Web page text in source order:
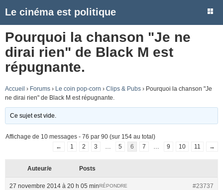
Le cinéma est politique
Pourquoi la chanson "Je ne
dirai rien" de Black M est
répugnante.
Accueil › Forums › Le coin pop-corn › Clips & Pubs › Pourquoi la chanson "Je
ne dirai rien" de Black M est répugnante.
Ce sujet est vide.
Affichage de 10 messages - 76 par 90 (sur 154 au total)
←
1 2 3 5 6 7 9 10 11 →
Auteur/e Posts
27 novembre 2014 à 20 h 05 min #23737
RÉPONDRE